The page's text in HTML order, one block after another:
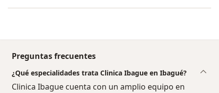
Preguntas frecuentes
¿Qué especialidades trata Clinica Ibague en Ibagué?
Clinica Ibague cuenta con un amplio equipo en